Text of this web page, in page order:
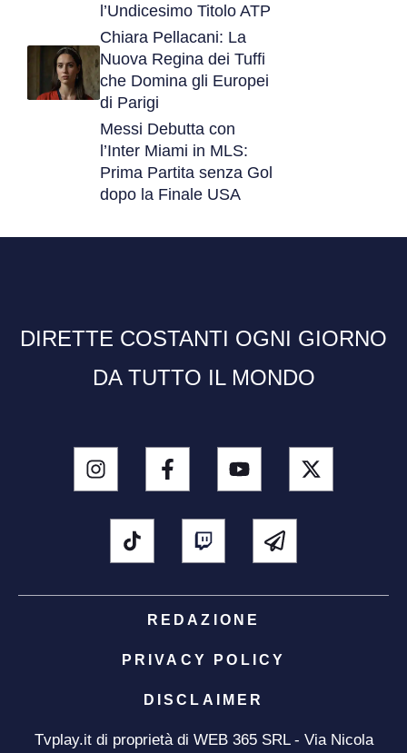
l’Undicesimo Titolo ATP
Chiara Pellacani: La
Nuova Regina dei Tuffi
che Domina gli Europei
di Parigi
Messi Debutta con
l’Inter Miami in MLS:
Prima Partita senza Gol
dopo la Finale USA
DIRETTE COSTANTI OGNI GIORNO
DA TUTTO IL MONDO
REDAZIONE
PRIVACY POLICY
DISCLAIMER
Tvplay.it di proprietà di WEB 365 SRL - Via Nicola